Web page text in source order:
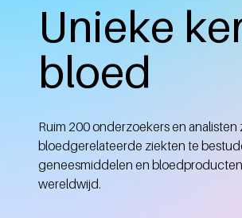
Unieke
bloed
Ruim 200 onderzoekers en
bloedgerelateerde ziekten te
geneesmiddelen en
wereldwijd.